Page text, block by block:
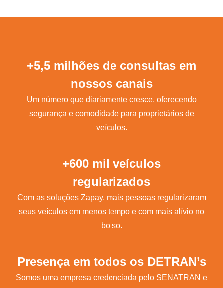
+5,5 milhões de consultas em
nossos canais
Um número que diariamente cresce, oferecendo
segurança e comodidade para proprietários de
veículos.
+600 mil veículos
regularizados
Com as soluções Zapay, mais pessoas regularizaram
seus veículos em menos tempo e com mais alívio no
bolso.
Presença em todos os DETRAN’s
Somos uma empresa credenciada pelo SENATRAN e